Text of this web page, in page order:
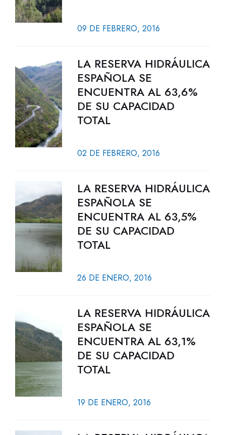
09 DE FEBRERO, 2016
LA RESERVA HIDRÁULICA
ESPAÑOLA SE
ENCUENTRA AL 63,6%
DE SU CAPACIDAD
TOTAL
02 DE FEBRERO, 2016
LA RESERVA HIDRÁULICA
ESPAÑOLA SE
ENCUENTRA AL 63,5%
DE SU CAPACIDAD
TOTAL
26 DE ENERO, 2016
LA RESERVA HIDRÁULICA
ESPAÑOLA SE
ENCUENTRA AL 63,1%
DE SU CAPACIDAD
TOTAL
19 DE ENERO, 2016